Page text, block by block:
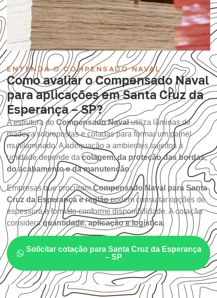
ENTENDA O COMPENSADO NAVAL
Como avaliar o Compensado Naval
para aplicações em Santa Cruz da
Esperança – SP?
A estrutura do Compensado Navalutiliza lâminas de
madeira sobrepostas e coladas para formar um painel
multilaminado. A adequação a ambientes sujeitos à
umidade depende dacolagem, da proteção das bordas,
do acabamento e da manutenção.
Empresas que procuramCompensado Naval para Santa
Cruz da Esperança e regiãopodem consultar opções de
espessura e formato conforme disponibilidade. A cotação
consideraquantidade, aplicação e logística.
Solicitar cotação para Santa Cruz da Esperança
– SP